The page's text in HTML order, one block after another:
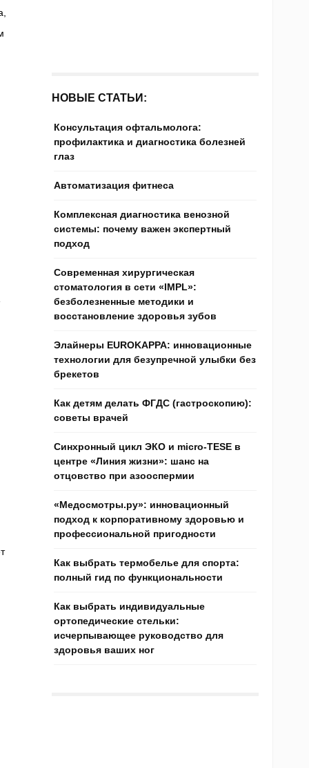
НОВЫЕ СТАТЬИ:
Консультация офтальмолога:
профилактика и диагностика болезней
глаз
Автоматизация фитнеса
Комплексная диагностика венозной
системы: почему важен экспертный
подход
Современная хирургическая
стоматология в сети «IMPL»:
безболезненные методики и
восстановление здоровья зубов
Элайнеры EUROKAPPA: инновационные
технологии для безупречной улыбки без
брекетов
Как детям делать ФГДС (гастроскопию):
советы врачей
Синхронный цикл ЭКО и micro-TESE в
центре «Линия жизни»: шанс на
отцовство при азооспермии
«Медосмотры.ру»: инновационный
подход к корпоративному здоровью и
профессиональной пригодности
Как выбрать термобелье для спорта:
полный гид по функциональности
Как выбрать индивидуальные
ортопедические стельки:
исчерпывающее руководство для
здоровья ваших ног